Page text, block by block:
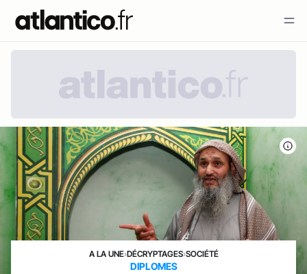
A LA UNE›DÉCRYPTAGES›SOCIÉTÉ
DIPLOMES